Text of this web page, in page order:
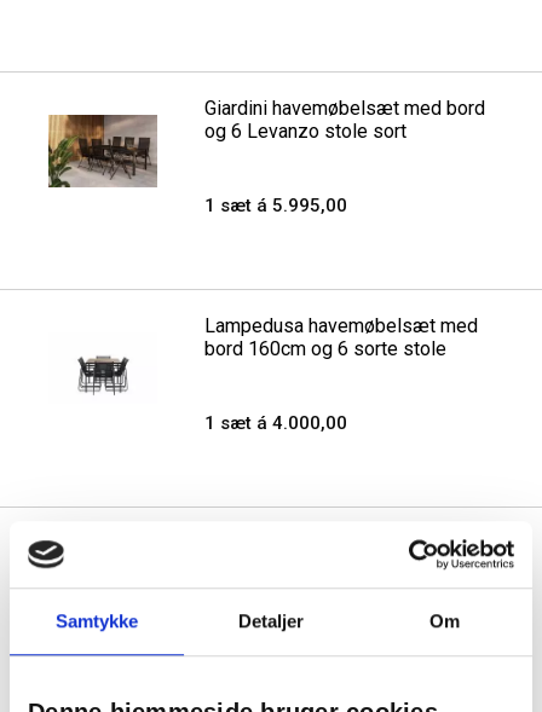
Samtykke Detaljer Om
Giardini havemøbelsæt med bord
og 6 Levanzo stole sort
1 sæt á 5.995,00
Lampedusa havemøbelsæt med
bord 160cm og 6 sorte stole
1 sæt á 4.000,00
Abela lounge havesæt inkl.